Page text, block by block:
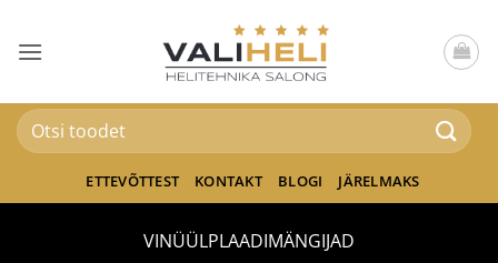
content
Otsi:
ETTEVÕTTEST KONTAKT BLOGI JÄRELMAKS
VINÜÜLPLAADIMÄNGIJAD